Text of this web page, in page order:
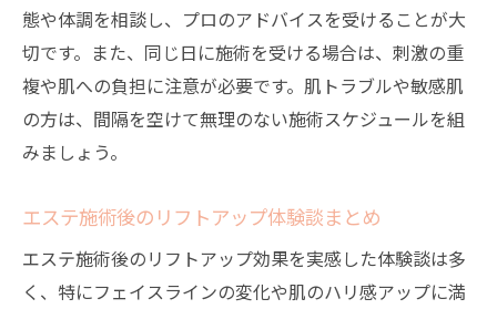
態や体調を相談し、プロのアドバイスを受けることが大
切です。また、同じ日に施術を受ける場合は、刺激の重
複や肌への負担に注意が必要です。肌トラブルや敏感肌
の方は、間隔を空けて無理のない施術スケジュールを組
みましょう。
エステ施術後のリフトアップ体験談まとめ
エステ施術後のリフトアップ効果を実感した体験談は多
く、特にフェイスラインの変化や肌のハリ感アップに満